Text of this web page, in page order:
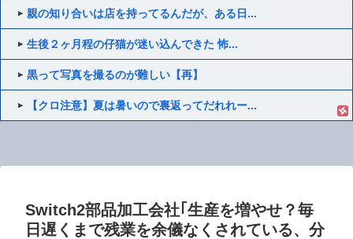
親の知り合いは店を持ってるんだが、ある日...
生後２ヶ月程の仔猫が迷い込んできた 怖...
黒って写真を撮るのが難しい【再】
【クロ注意】夏は暑いので裏返ってだれれー...
Switch2部品加工会社｢生産を増やせ？毎
日遅くまで残業を余儀なくされている、分